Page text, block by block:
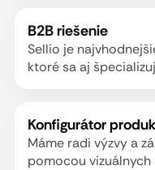
B2B riešenie
Sellio je
ktoré sa aj
Konfigurátor
Máme radi výzvy a
pomocou